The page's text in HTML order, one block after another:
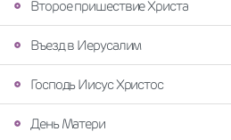
Второе пришествие Христа
Въезд в Иерусалим
Господь Иисус Христос
День Матери